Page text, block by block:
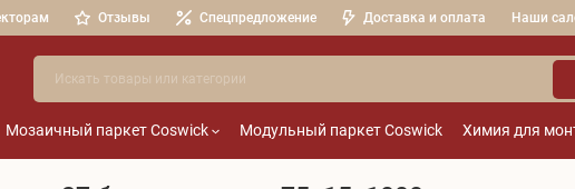
Отзывы Спецпредложение Доставка и оплата Наши
Мозаичный паркет Coswick Модульный паркет Coswick Химия для